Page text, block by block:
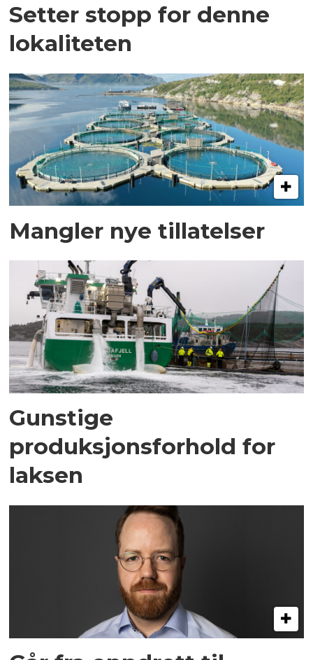
Setter stopp for denne
lokaliteten
Mangler nye tillatelser
Gunstige
produksjonsforhold for
laksen